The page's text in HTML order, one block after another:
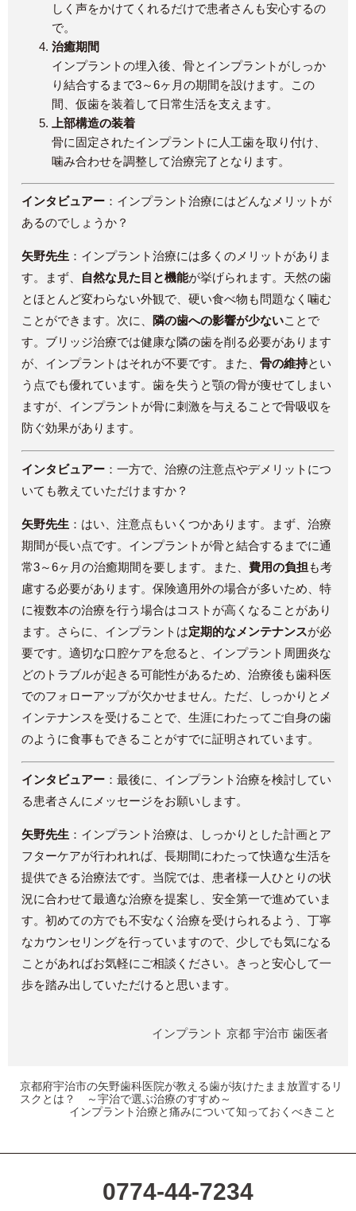
しく声をかけてくれるだけで患者さんも安心するの
で。
治癒期間
インプラントの埋入後、骨とインプラントがしっか
り結合するまで3～6ヶ月の期間を設けます。この
間、仮歯を装着して日常生活を支えます。
上部構造の装着
骨に固定されたインプラントに人工歯を取り付け、
噛み合わせを調整して治療完了となります。
インタビュアー ：インプラント治療にはどんなメリットが
あるのでしょうか？
矢野先生 ：インプラント治療には多くのメリットがありま
す。まず、
自然な見た目と機能が挙げられます。天然の歯
とほとんど変わらない外観で、硬い食べ物も問題なく噛む
ことができます。次に、
隣の歯への影響が少ないことで
す。ブリッジ治療では健康な隣の歯を削る必要があります
が、インプラントはそれが不要です。また、骨の維持とい
う点でも優れています。歯を失うと顎の骨が痩せてしまい
ますが、インプラントが骨に刺激を与えることで骨吸収を
防ぐ効果があります。
インタビュアー ：一方で、治療の注意点やデメリットにつ
いても教えていただけますか？
矢野先生 ：はい、注意点もいくつかあります。まず、治療
期間が長い点です。インプラントが骨と結合するまでに通
常3～6ヶ月の治癒期間を要します。また、費用の負担 も考
慮する必要があります。保険適用外の場合が多いため、特
に複数本の治療を行う場合はコストが高くなることがあり
ます。さらに、インプラントは定期的なメンテナンスが必
要です。適切な口腔ケアを怠ると、インプラント周囲炎な
どのトラブルが起きる可能性があるため、治療後も歯科医
でのフォローアップが欠かせません。ただ、しっかりとメ
インテナンスを受けることで、生涯にわたってご自身の歯
のように食事もできることがすでに証明されています。
インタビュアー ：最後に、インプラント治療を検討してい
る患者さんにメッセージをお願いします。
矢野先生 ：インプラント治療は、しっかりとした計画とア
フターケアが行われれば、長期間にわたって快適な生活を
提供できる治療法です。当院では、患者様一人ひとりの状
況に合わせて最適な治療を提案し、安全第一で進めていま
す。初めての方でも不安なく治療を受けられるよう、丁寧
なカウンセリングを行っていますので、少しでも気になる
ことがあればお気軽にご相談ください。きっと安心して一
歩を踏み出していただけると思います。
インプラント 京都 宇治市 歯医者
京都府宇治市の矢野歯科医院が教える歯が抜けたまま放置するリ
スクとは？ ～宇治で選ぶ治療のすすめ～
インプラント治療と痛みについて知っておくべきこと
0774-44-7234